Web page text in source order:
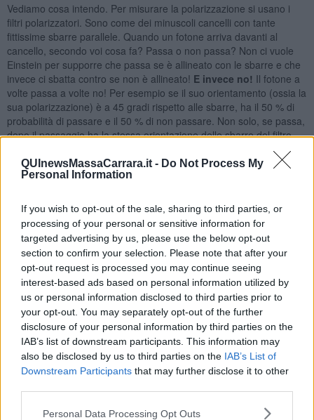
QUInewsMassaCarrara.it - Do Not Process My
Personal Information
If you wish to opt-out of the sale, sharing to third parties, or
processing of your personal or sensitive information for
targeted advertising by us, please use the below opt-out
section to confirm your selection. Please note that after your
opt-out request is processed you may continue seeing
interest-based ads based on personal information utilized by
us or personal information disclosed to third parties prior to
your opt-out. You may separately opt-out of the further
disclosure of your personal information by third parties on the
IAB’s list of downstream participants. This information may
also be disclosed by us to third parties on the IAB’s List of
Downstream Participants that may further disclose it to other
Personal Data Processing Opt Outs
Vediamo cosa intendo. Per misurare la polarizzazione si usano i
filtri polarizzatori. Sono come dei minuscoli cancelli con tante
fittissime sbarre parallele. Quando un fotone arriva davanti al
cancello, secondo voi cosa fa? Passa o non passa? Non ci vuole
Einstein per supporre che passa se è allineato con le sbarre e che
invece ci sbatta contro se non è allineato! E invece no! Il fotone a
volte passa a volte no! Per esempio se il suo orientamento (ossia la
sua polarizzazione) è a 45 gradi rispetto alle sbarre, ha il 50 % di
probabilità di passare e il 50 % di non passare. Non solo, se passa,
dopo il passaggio ha la stessa orientazione delle sbarre del filtro.
Ma come ha fatto a passare se non era a allineato? E come mai
dopo lo è? E qui la mente creativa dei fisici ha risposto inventando
di volta in volta è del tutto casuale.
E' un po' come se il nostro amato/a fosse biondo e moro allo
stesso tempo! E ad ogni appuntamento lo vedessimo a
sorpresa ora biondo ora moro, in modo completamente
random.
Oppure come il famosogatto di Schrödinger(uno dei padri
fondatori della fisica quantistica),protagonista di un esperimento
quantistico in cui si è trovato ad essere mezzo vivo e mezzo morto,
o megliosia vivo che morto !!!(si tratta di un esperimento
mentale, niente paura!) E se non vi è chiaro come questo sia
possibile, non vi preoccupate, è un paradosso che assilla i fisici da
più di mezzo secolo! … E forse ora non siamo nemmeno più così
d’accordo su cosa sia un gatto: Se può essere vivo e morto
contemporaneamente, non si potrà certo dire che sia un essere